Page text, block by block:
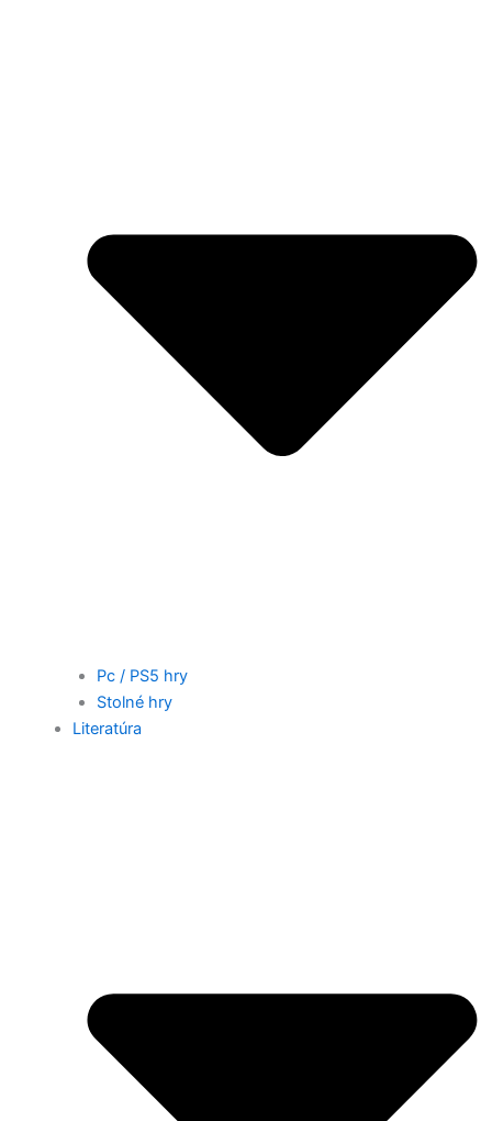
Pc / PS5 hry
Stolné hry
Literatúra